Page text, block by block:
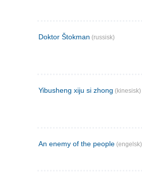
Doktor Štokman (russisk)
Yibusheng xiju si zhong (kinesisk)
An enemy of the people (engelsk)